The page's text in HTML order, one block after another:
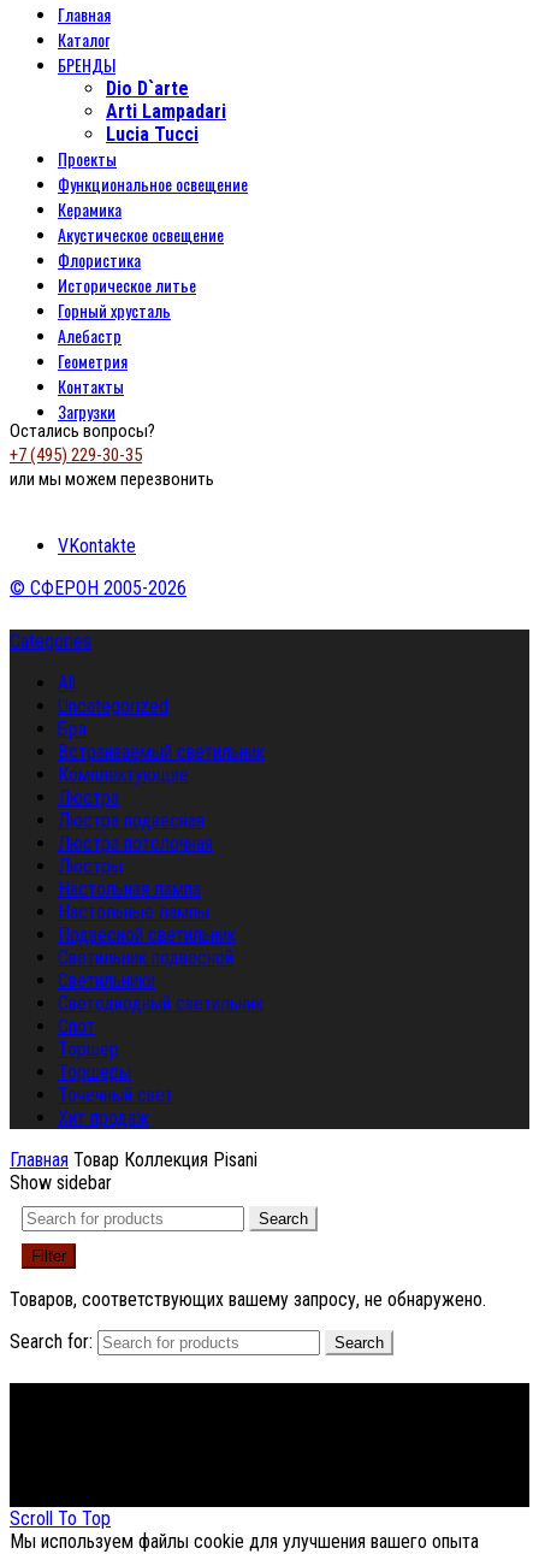
Главная
Каталог
БРЕНДЫ
Dio D`arte
Arti Lampadari
Lucia Tucci
Проекты
Функциональное освещение
Керамика
Акустическое освещение
Флористика
Историческое литье
Горный хрусталь
Алебастр
Геометрия
Контакты
Загрузки
Остались вопросы?
+7 (495) 229-30-35
или мы можем перезвонить
VKontakte
© СФЕРОН 2005-2026
Categories
All
Uncategorized
Бра
Встраиваемый светильник
Комплектующие
Люстра
Люстра подвесная
Люстра потолочная
Люстры
Настольная лампа
Настольные лампы
Подвесной светильник
Светильник подвесной
Светильники
Светодиодный светильник
Спот
Торшер
Торшеры
Точечный свет
Хит продаж
Главная Товар Коллекция Pisani
Show sidebar
Search
Filter
Товаров, соответствующих вашему запросу, не обнаружено.
Search for:
Search
Scroll To Top
Мы используем файлы cookie для улучшения вашего опыта